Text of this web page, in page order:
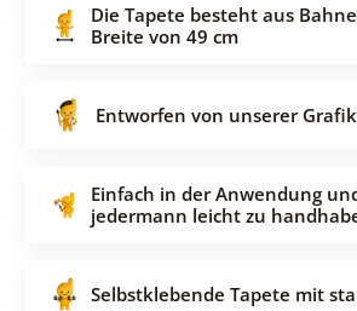
Die Tapete besteht aus
Breite von 49 cm
Entworfen von unserer
Einfach in der Anwendung
jedermann leicht zu
Selbstklebende Tapete mit